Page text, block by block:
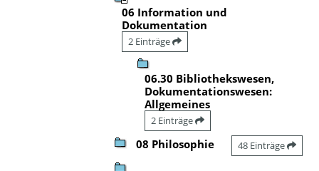
06 Information und
Dokumentation
2 Einträge
06.30 Bibliothekswesen,
Dokumentationswesen:
Allgemeines
2 Einträge
08 Philosophie 48 Einträge